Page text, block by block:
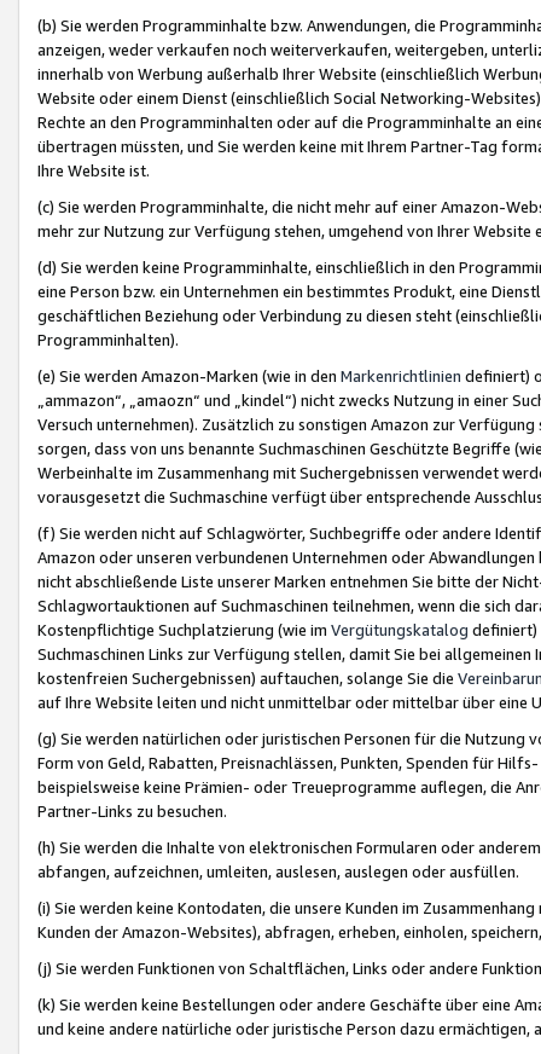
(b) Sie werden Programminhalte bzw. Anwendungen, die
anzeigen, weder verkaufen noch weiterverkaufen, weitergeben,
innerhalb von Werbung außerhalb Ihrer Website (einschließlich
Website oder einem Dienst (einschließlich Social Networking-
Rechte an den Programminhalten oder auf die Programminhalte an
übertragen müssten, und Sie werden keine mit Ihrem Partner-Tag
Ihre Website ist.
(c) Sie werden Programminhalte, die nicht mehr auf einer Amazon-
mehr zur Nutzung zur Verfügung stehen, umgehend von Ihrer
(d) Sie werden keine Programminhalte, einschließlich in den
eine Person bzw. ein Unternehmen ein bestimmtes Produkt, eine
geschäftlichen Beziehung oder Verbindung zu diesen steht
Programminhalten).
(e) Sie werden Amazon-Marken (wie in den Markenrichtlinien definiert)
„ammazon“, „amaozn“ und „kindel“) nicht zwecks Nutzung in einer
Versuch unternehmen). Zusätzlich zu sonstigen Amazon zur
sorgen, dass von uns benannte Suchmaschinen Geschützte Begriffe
Werbeinhalte im Zusammenhang mit Suchergebnissen verwendet
vorausgesetzt die Suchmaschine verfügt über entsprechende
(f) Sie werden nicht auf Schlagwörter, Suchbegriffe oder andere
Amazon oder unseren verbundenen Unternehmen oder
nicht abschließende Liste unserer Marken entnehmen Sie bitte der
Schlagwortauktionen auf Suchmaschinen teilnehmen, wenn die sich
Kostenpflichtige Suchplatzierung (wie im Vergütungskatalog definiert)
Suchmaschinen Links zur Verfügung stellen, damit Sie bei
kostenfreien Suchergebnissen) auftauchen, solange Sie die
auf Ihre Website leiten und nicht unmittelbar oder mittelbar über eine
(g) Sie werden natürlichen oder juristischen Personen für die Nutzung
Form von Geld, Rabatten, Preisnachlässen, Punkten, Spenden für
beispielsweise keine Prämien- oder Treueprogramme auflegen, die
Partner-Links zu besuchen.
(h) Sie werden die Inhalte von elektronischen Formularen oder
abfangen, aufzeichnen, umleiten, auslesen, auslegen oder ausfüllen.
(i) Sie werden keine Kontodaten, die unsere Kunden im
Kunden der Amazon-Websites), abfragen, erheben, einholen,
(j) Sie werden Funktionen von Schaltflächen, Links oder andere
(k) Sie werden keine Bestellungen oder andere Geschäfte über eine
und keine andere natürliche oder juristische Person dazu